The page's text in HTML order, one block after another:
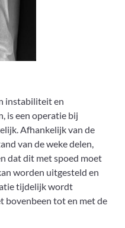
instabiliteit en
is een operatie bij
Afhankelijk van de
van de weke delen,
dat dit met spoed moet
worden uitgesteld en
tijdelijk wordt
bovenbeen tot en met de